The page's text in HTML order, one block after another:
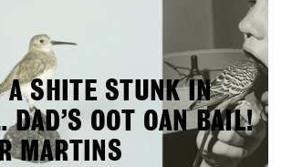
A SHITE STUNK IN
DAD’S OOT OAN BAIL!
MARTINS